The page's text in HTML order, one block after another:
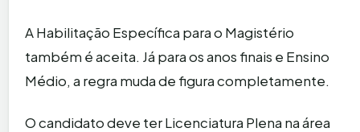
A Habilitação Específica para o Magistério
também é aceita. Já para os anos finais e Ensino
Médio, a regra muda de figura completamente.
O candidato deve ter Licenciatura Plena na área